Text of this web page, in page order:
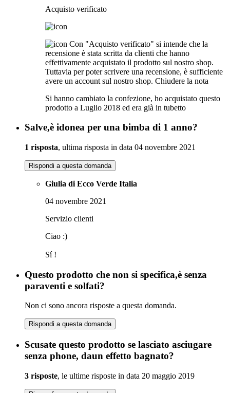
Acquisto verificato
Con "Acquisto verificato" si intende che la
recensione è stata scritta da clienti che hanno
effettivamente acquistato il prodotto sul nostro shop.
Tuttavia per poter scrivere una recensione, è sufficiente
avere un account sul nostro shop. Chiudere la nota
Si hanno cambiato la confezione, ho acquistato questo
prodotto a Luglio 2018 ed era già in tubetto
Salve,è idonea per una bimba di 1 anno?
1 risposta, ultima risposta in data 04 novembre 2021
Rispondi a questa domanda
Giulia di Ecco Verde Italia
04 novembre 2021
Servizio clienti
Ciao :)
Sí !
Questo prodotto che non si specifica,è senza
paraventi e solfati?
Non ci sono ancora risposte a questa domanda.
Rispondi a questa domanda
Scusate questo prodotto se lasciato asciugare
senza phone, daun effetto bagnato?
3 risposte, le ultime risposte in data 20 maggio 2019